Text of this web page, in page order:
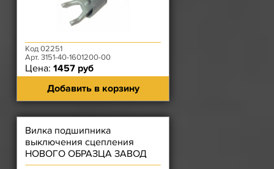
Код 02251
Арт. 3151-40-1601200-00
Цена: 1457 руб
Добавить в корзину
Вилка подшипника
выключения сцепления
НОВОГО ОБРАЗЦА ЗАВОД